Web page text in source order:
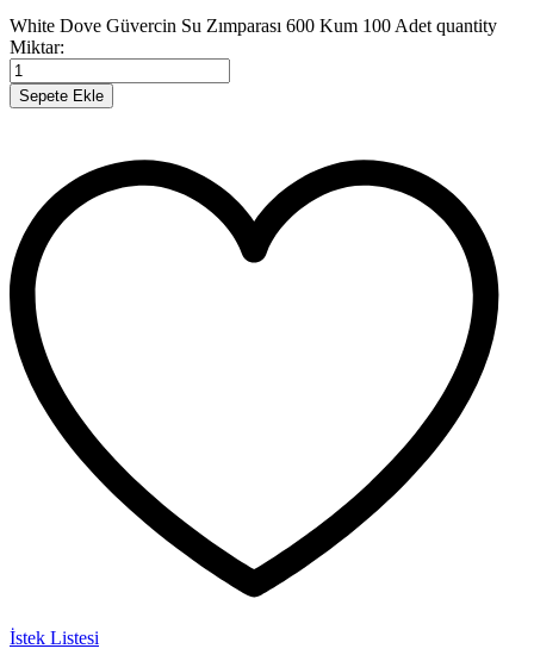
White Dove Güvercin Su Zımparası 600 Kum 100 Adet quantity
Miktar:
Sepete Ekle
İstek Listesi